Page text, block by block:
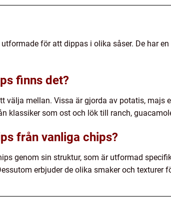
för att dippas i olika såser. De har
finns det?
välja mellan. Vissa är gjorda av potatis, majs
klassiker som ost och lök till ranch,
från vanliga chips?
genom sin struktur, som är utformad
erbjuder de olika smaker och texturer